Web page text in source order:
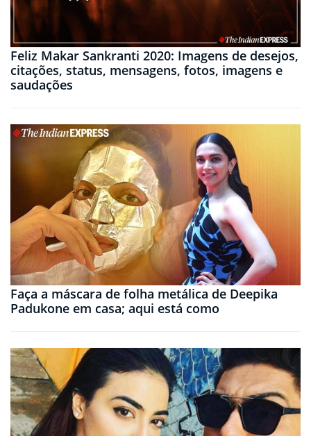
Feliz Makar Sankranti 2020: Imagens de desejos,
citações, status, mensagens, fotos, imagens e
saudações
Faça a máscara de folha metálica de Deepika
Padukone em casa; aqui está como